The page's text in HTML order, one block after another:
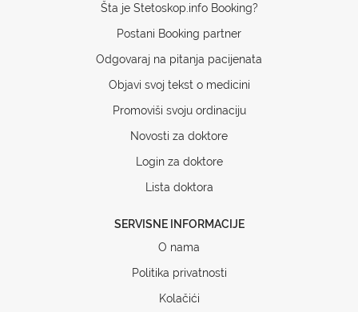
Šta je Stetoskop.info Booking?
Postani Booking partner
Odgovaraj na pitanja pacijenata
Objavi svoj tekst o medicini
Promoviši svoju ordinaciju
Novosti za doktore
Login za doktore
Lista doktora
SERVISNE INFORMACIJE
O nama
Politika privatnosti
Kolačići